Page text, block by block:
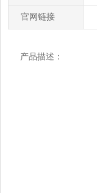
官网链接
产品描述：